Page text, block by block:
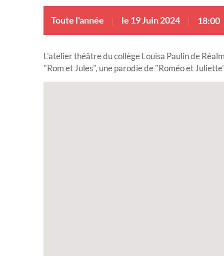
Toute l'année le 19 Juin 2024 18:00
L'atelier théâtre du collège Louisa Paulin de
"Rom et Jules", une parodie de "Roméo et